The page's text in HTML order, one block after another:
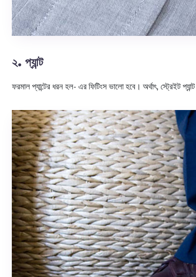
২. প্যান্ট
ফরমাল প্যান্টের ধরন হল- এর ফিটিংস ভালো হবে। অর্থাৎ, স্ট্রেইট